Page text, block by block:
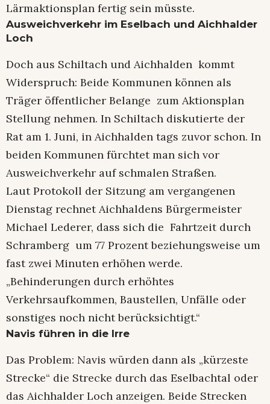
Lärmaktionsplan fertig sein müsste.
Ausweichverkehr im Eselbach und Aichhalder
Loch
Doch aus Schiltach und Aichhalden kommt
Widerspruch: Beide Kommunen können als
Träger öffentlicher Belange zum Aktionsplan
Stellung nehmen. In Schiltach diskutierte der
Rat am 1. Juni, in Aichhalden tags zuvor schon. In
beiden Kommunen fürchtet man sich vor
Ausweichverkehr auf schmalen Straßen.
Laut Protokoll der Sitzung am vergangenen
Dienstag rechnet Aichhaldens Bürgermeister
Michael Lederer, dass sich die Fahrtzeit durch
Schramberg um 77 Prozent beziehungsweise um
fast zwei Minuten erhöhen werde.
„Behinderungen durch erhöhtes
Verkehrsaufkommen, Baustellen, Unfälle oder
sonstiges noch nicht berücksichtigt.“
Navis führen in die Irre
Das Problem: Navis würden dann als „kürzeste
Strecke“ die Strecke durch das Eselbachtal oder
das Aichhalder Loch anzeigen. Beide Strecken